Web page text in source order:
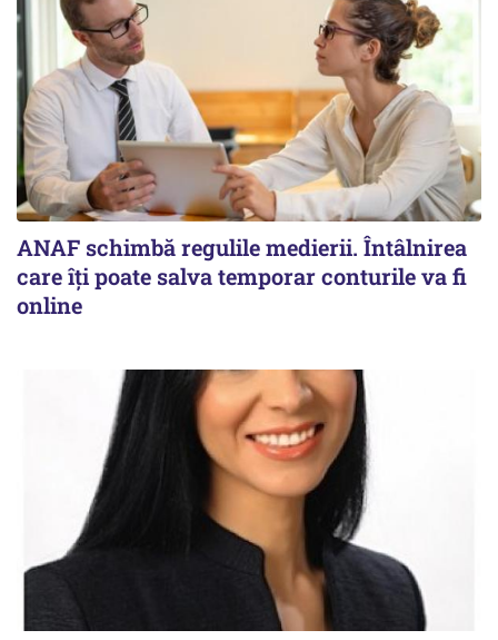
ANAF schimbă regulile medierii. Întâlnirea
care îți poate salva temporar conturile va fi
online